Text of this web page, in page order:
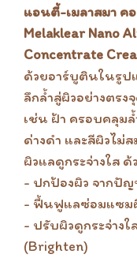
แอนตี้-เมลาสมา ค
Melaklear Nano
Concentrate
ด้วยอาร์บูตินในรู
ลึกล้ำสู่ผิวอย่างตร
เช่น ฝ้า ครอบคลุม
ด่างดำ และสีผิวไม่
ผิวแลดูกระจ่างใส
- ปกป้องผิว จากปั
- ฟื้นฟูแลซ่อมแซมผิ
- ปรับผิวดูกระจ่าง
(Brighten)